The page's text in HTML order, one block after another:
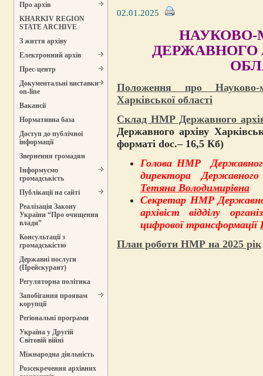
Про архів
KHARKIV REGION
STATE ARCHIVE
З життя архіву
Електронний архів
Прес-центр
Документальні виставки
on-line
Вакансії
Нормативна база
Доступ до публічної
інформації
Звернення громадян
Інформуємо
громадськість
Публікації на сайті
Реалізація Закону
України “Про очищення
влади”
Консультації з
громадськістю
Державні послуги
(Прейскурант)
Регуляторна політика
Запобігання проявам
корупції
Регіональні програми
Україна у Другій
Світовій війні
Міжнародна діяльність
Розсекречення архівних
02.01.2025
НАУКОВО-
ДЕРЖАВНОГО
Положення про Науково-
Харківської області
Склад НМР Державного
Державного архіву
форматі doc.– 16,5 Кб)
Голова НМР Державного
директора
Тетяна Володимирівна
Секретар НМР
архівіст відділу
цифрової трансформації
План роботи НМР на 2025 рік